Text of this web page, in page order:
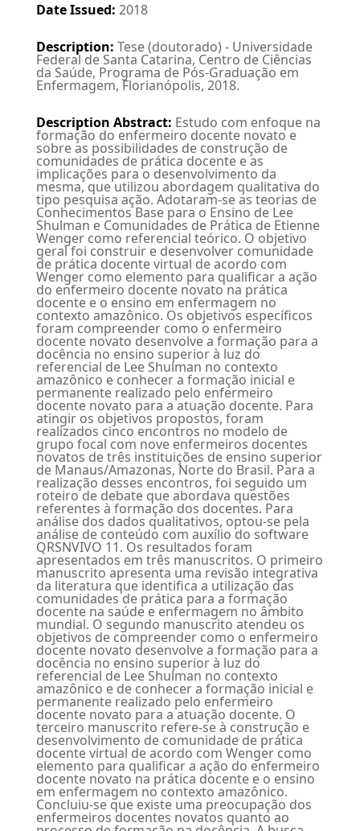
Date Issued: 2018
Description: Tese (doutorado) - Universidade
Federal de Santa Catarina, Centro de Ciências
da Saúde, Programa de Pós-Graduação em
Enfermagem, Florianópolis, 2018.
Description Abstract: Estudo com enfoque na
formação do enfermeiro docente novato e
sobre as possibilidades de construção de
comunidades de prática docente e as
implicações para o desenvolvimento da
mesma, que utilizou abordagem qualitativa do
tipo pesquisa ação. Adotaram-se as teorias de
Conhecimentos Base para o Ensino de Lee
Shulman e Comunidades de Prática de Etienne
Wenger como referencial teórico. O objetivo
geral foi construir e desenvolver comunidade
de prática docente virtual de acordo com
Wenger como elemento para qualificar a ação
do enfermeiro docente novato na prática
docente e o ensino em enfermagem no
contexto amazônico. Os objetivos específicos
foram compreender como o enfermeiro
docente novato desenvolve a formação para a
docência no ensino superior à luz do
referencial de Lee Shulman no contexto
amazônico e conhecer a formação inicial e
permanente realizado pelo enfermeiro
docente novato para a atuação docente. Para
atingir os objetivos propostos, foram
realizados cinco encontros no modelo de
grupo focal com nove enfermeiros docentes
novatos de três instituições de ensino superior
de Manaus/Amazonas, Norte do Brasil. Para a
realização desses encontros, foi seguido um
roteiro de debate que abordava questões
referentes à formação dos docentes. Para
análise dos dados qualitativos, optou-se pela
análise de conteúdo com auxílio do software
QRSNVIVO 11. Os resultados foram
apresentados em três manuscritos. O primeiro
manuscrito apresenta uma revisão integrativa
da literatura que identifica a utilização das
comunidades de prática para a formação
docente na saúde e enfermagem no âmbito
mundial. O segundo manuscrito atendeu os
objetivos de compreender como o enfermeiro
docente novato desenvolve a formação para a
docência no ensino superior à luz do
referencial de Lee Shulman no contexto
amazônico e de conhecer a formação inicial e
permanente realizado pelo enfermeiro
docente novato para a atuação docente. O
terceiro manuscrito refere-se à construção e
desenvolvimento de comunidade de prática
docente virtual de acordo com Wenger como
elemento para qualificar a ação do enfermeiro
docente novato na prática docente e o ensino
em enfermagem no contexto amazônico.
Concluiu-se que existe uma preocupação dos
enfermeiros docentes novatos quanto ao